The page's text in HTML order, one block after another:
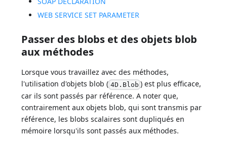
WEB SERVICE SET PARAMETER
Passer des blobs et des objets blob
aux méthodes
Lorsque vous travaillez avec des méthodes,
l'utilisation d'objets blob ( 4D.Blob ) est plus efficace,
car ils sont passés par référence. A noter que,
contrairement aux objets blob, qui sont transmis par
référence, les blobs scalaires sont dupliqués en
mémoire lorsqu'ils sont passés aux méthodes.